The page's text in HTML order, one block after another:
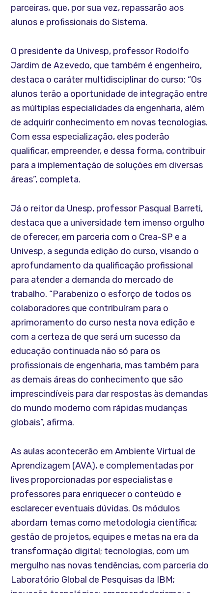
parceiras, que, por sua vez, repassarão aos
alunos e profissionais do Sistema.
O presidente da Univesp, professor Rodolfo
Jardim de Azevedo, que também é engenheiro,
destaca o caráter multidisciplinar do curso: “Os
alunos terão a oportunidade de integração entre
as múltiplas especialidades da engenharia, além
de adquirir conhecimento em novas tecnologias.
Com essa especialização, eles poderão
qualificar, empreender, e dessa forma, contribuir
para a implementação de soluções em diversas
áreas”, completa.
Já o reitor da Unesp, professor Pasqual Barreti,
destaca que a universidade tem imenso orgulho
de oferecer, em parceria com o Crea-SP e a
Univesp, a segunda edição do curso, visando o
aprofundamento da qualificação profissional
para atender a demanda do mercado de
trabalho. “Parabenizo o esforço de todos os
colaboradores que contribuíram para o
aprimoramento do curso nesta nova edição e
com a certeza de que será um sucesso da
educação continuada não só para os
profissionais de engenharia, mas também para
as demais áreas do conhecimento que são
imprescindíveis para dar respostas às demandas
do mundo moderno com rápidas mudanças
globais”, afirma.
As aulas acontecerão em Ambiente Virtual de
Aprendizagem (AVA), e complementadas por
lives proporcionadas por especialistas e
professores para enriquecer o conteúdo e
esclarecer eventuais dúvidas. Os módulos
abordam temas como metodologia científica;
gestão de projetos, equipes e metas na era da
transformação digital; tecnologias, com um
mergulho nas novas tendências, com parceria do
Laboratório Global de Pesquisas da IBM;